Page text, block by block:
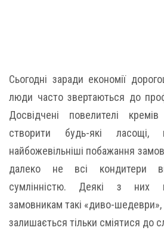
Сьогодні заради економії
люди часто звертаються до
Досвідчені повелителі
створити будь-які ласощі,
найбожевільніші побажання
далеко не всі кондитери
сумлінністю. Деякі з них
замовникам такі «диво-
залишається тільки сміятися до